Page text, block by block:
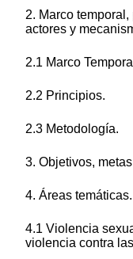
2. Marco
actores y
2.1 Marco
2.2 Principios.
2.3 Metodología.
3. Objetivos,
4. Áreas temáticas.
4.1 Violencia
violencia contra